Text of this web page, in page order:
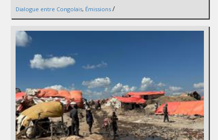
Dialogue entre Congolais, Émissions /